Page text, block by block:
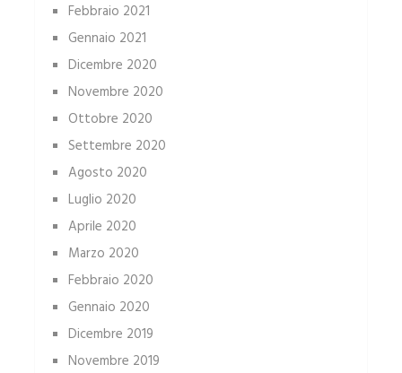
Febbraio 2021
Gennaio 2021
Dicembre 2020
Novembre 2020
Ottobre 2020
Settembre 2020
Agosto 2020
Luglio 2020
Aprile 2020
Marzo 2020
Febbraio 2020
Gennaio 2020
Dicembre 2019
Novembre 2019